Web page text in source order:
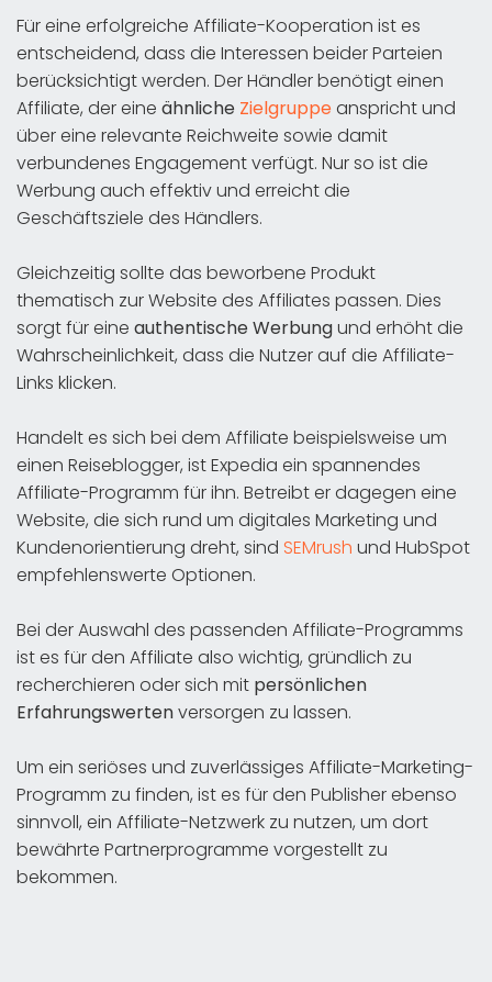
Für eine erfolgreiche Affiliate-Kooperation ist es
entscheidend, dass die Interessen beider Parteien
berücksichtigt werden. Der Händler benötigt einen
Affiliate, der eine ähnliche Zielgruppeanspricht und
über eine relevante Reichweite sowie damit
verbundenes Engagement verfügt. Nur so ist die
Werbung auch effektiv und erreicht die
Geschäftsziele des Händlers.
Gleichzeitig sollte das beworbene Produkt
thematisch zur Website des Affiliates passen. Dies
sorgt für eine authentische Werbungund erhöht die
Wahrscheinlichkeit, dass die Nutzer auf die Affiliate-
Links klicken.
Handelt es sich bei dem Affiliate beispielsweise um
einen Reiseblogger, ist Expedia ein spannendes
Affiliate-Programm für ihn. Betreibt er dagegen eine
Website, die sich rund um digitales Marketing und
Kundenorientierung dreht, sind SEMrush und HubSpot
empfehlenswerte Optionen.
Bei der Auswahl des passenden Affiliate-Programms
ist es für den Affiliate also wichtig, gründlich zu
recherchieren oder sich mit persönlichen
Erfahrungswertenversorgen zu lassen.
Um ein seriöses und zuverlässiges Affiliate-Marketing-
Programm zu finden, ist es für den Publisher ebenso
sinnvoll, ein Affiliate-Netzwerk zu nutzen, um dort
bewährte Partnerprogramme vorgestellt zu
bekommen.